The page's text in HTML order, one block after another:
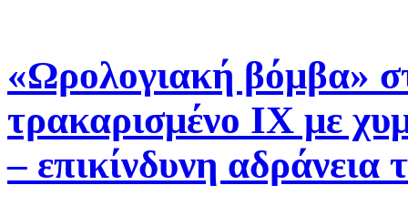
«Ωρολογιακή βόμβα»
τρακαρισμένο ΙΧ με
– επικίνδυνη